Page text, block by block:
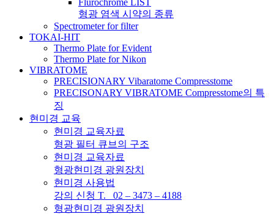
형광 염색 시약의 종류
Spectrometer for filter
TOKAI-HIT
Thermo Plate for Evident
Thermo Plate for Nikon
VIBRATOME
PRECISIONARY Vibaratome Compresstome
PRECISONARY VIBRATOME Compresstome의 특
징
현미경 교육
현미경 교육자료
형광 필터 큐브의 구조
현미경 교육자료
형광현미경 광원장치
현미경 사용법
강의 신청 T. 02 – 3473 – 4188
형광현미경 광원장치